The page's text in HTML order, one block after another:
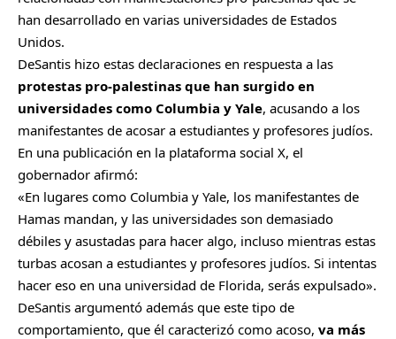
han desarrollado en varias universidades de Estados
Unidos.
DeSantis hizo estas declaraciones en respuesta a las
protestas pro-palestinas que han surgido en
universidades como Columbia y Yale, acusando a los
manifestantes de acosar a estudiantes y profesores judíos.
En una publicación en la plataforma social X, el
gobernador afirmó:
«En lugares como Columbia y Yale, los manifestantes de
Hamas mandan, y las universidades son demasiado
débiles y asustadas para hacer algo, incluso mientras estas
turbas acosan a estudiantes y profesores judíos. Si intentas
hacer eso en una universidad de Florida, serás expulsado».
DeSantis argumentó además que este tipo de
comportamiento, que él caracterizó como acoso, va más